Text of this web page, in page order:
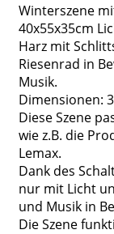
Winterszene
40x55x35cm
Harz mit
Riesenrad in
Musik.
Dimensionen:
Diese Szene
wie z.B. die
Lemax.
Dank des
nur mit Licht
und Musik in
Die Szene